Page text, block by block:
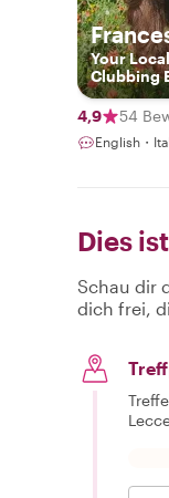
Your
Clubbing
4,9 54
English・
Dies ist
Schau dir
dich frei,